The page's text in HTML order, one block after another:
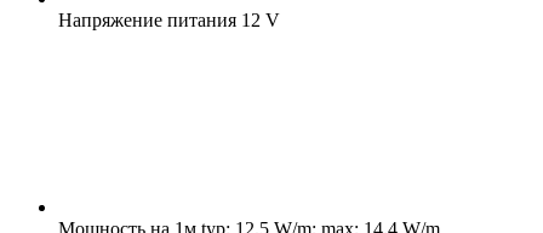
Напряжение питания 12 V
Мощность на 1м typ: 12.5 W/m; max: 14.4 W/m